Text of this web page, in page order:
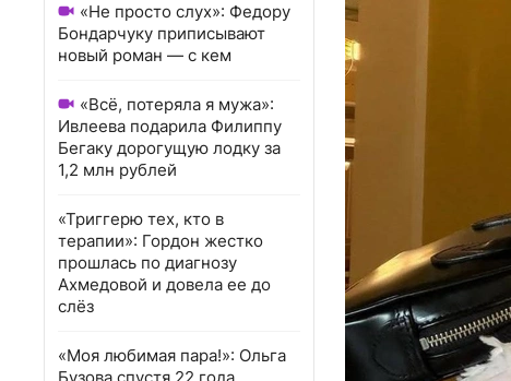
«Не просто слух»: Федору
Бондарчуку приписывают
новый роман — с кем
«Всё, потеряла я мужа»:
Ивлеева подарила Филиппу
Бегаку дорогущую лодку за
1,2 млн рублей
«Триггерю тех, кто в
терапии»: Гордон жестко
прошлась по диагнозу
Ахмедовой и довела ее до
слёз
«Моя любимая пара!»: Ольга